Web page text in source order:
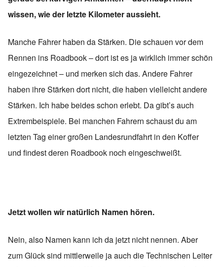
wissen, wie der letzte Kilometer aussieht.
Manche Fahrer haben da Stärken. Die schauen vor dem
Rennen ins Roadbook – dort ist es ja wirklich immer schön
eingezeichnet – und merken sich das. Andere Fahrer
haben ihre Stärken dort nicht, die haben vielleicht andere
Stärken. Ich habe beides schon erlebt. Da gibt’s auch
Extrembeispiele. Bei manchen Fahrern schaust du am
letzten Tag einer großen Landesrundfahrt in den Koffer
und findest deren Roadbook noch eingeschweißt.
Jetzt wollen wir natürlich Namen hören.
Nein, also Namen kann ich da jetzt nicht nennen. Aber
zum Glück sind mittlerweile ja auch die Technischen Leiter